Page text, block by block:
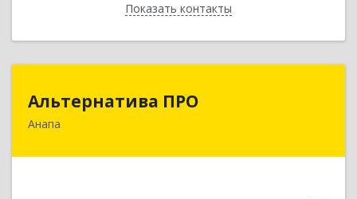
Показать контакты
Назад
Альтернатива ПРО
Анапа353450, Краснодарский край, Анапский р-н,